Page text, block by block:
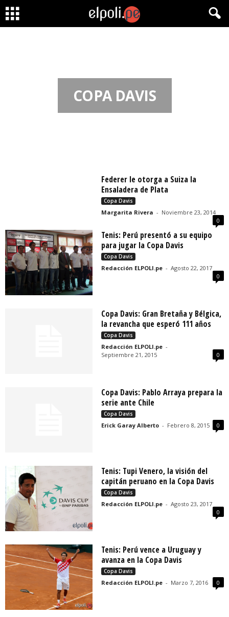
COPA DAVIS
Federer le otorga a Suiza la
Ensaladera de Plata
Copa Davis
Margarita Rivera - Noviembre 23, 2014
0
Tenis: Perú presentó a su equipo
para jugar la Copa Davis
Copa Davis
Redacción ELPOLI.pe - Agosto 22, 2017
0
Copa Davis: Gran Bretaña y Bélgica,
la revancha que esperó 111 años
Copa Davis
Redacción ELPOLI.pe -
Septiembre 21, 2015
0
Copa Davis: Pablo Arraya prepara la
serie ante Chile
Copa Davis
Erick Garay Alberto - Febrero 8, 2015 0
Tenis: Tupi Venero, la visión del
capitán peruano en la Copa Davis
Copa Davis
Redacción ELPOLI.pe - Agosto 23, 2017
0
Tenis: Perú vence a Uruguay y
avanza en la Copa Davis
Copa Davis
Redacción ELPOLI.pe - Marzo 7, 2016 0